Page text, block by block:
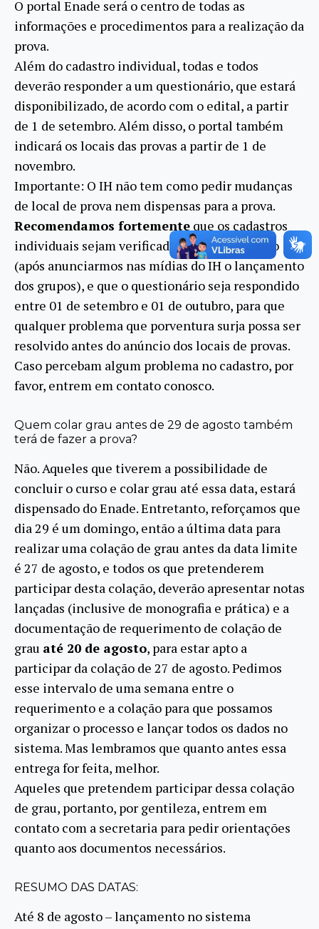
O portal Enade será o centro de todas as
informações e procedimentos para a realização da
prova.
Além do cadastro individual, todas e todos
deverão responder a um questionário, que estará
disponibilizado, de acordo com o edital, a partir
de 1 de setembro. Além disso, o portal também
indicará os locais das provas a partir de 1 de
novembro.
Importante: O IH não tem como pedir mudanças
de local de prova nem dispensas para a prova.
Recomendamos fortemente que os cadastros
individuais sejam verificados até 25 de agosto
(após anunciarmos nas mídias do IH o lançamento
dos grupos), e que o questionário seja respondido
entre 01 de setembro e 01 de outubro, para que
qualquer problema que porventura surja possa ser
resolvido antes do anúncio dos locais de provas.
Caso percebam algum problema no cadastro, por
favor, entrem em contato conosco.
Quem colar grau antes de 29 de agosto também
terá de fazer a prova?
Não. Aqueles que tiverem a possibilidade de
concluir o curso e colar grau até essa data, estará
dispensado do Enade. Entretanto, reforçamos que
dia 29 é um domingo, então a última data para
realizar uma colação de grau antes da data limite
é 27 de agosto, e todos os que pretenderem
participar desta colação, deverão apresentar notas
lançadas (inclusive de monografia e prática) e a
documentação de requerimento de colação de
grau até 20 de agosto, para estar apto a
participar da colação de 27 de agosto. Pedimos
esse intervalo de uma semana entre o
requerimento e a colação para que possamos
organizar o processo e lançar todos os dados no
sistema. Mas lembramos que quanto antes essa
entrega for feita, melhor.
Aqueles que pretendem participar dessa colação
de grau, portanto, por gentileza, entrem em
contato com a secretaria para pedir orientações
quanto aos documentos necessários.
RESUMO DAS DATAS:
Até 8 de agosto – lançamento no sistema